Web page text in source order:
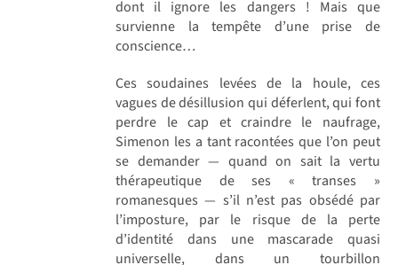
dont il ignore les dangers ! Mais que
survienne la tempête d’une prise de
conscience…
Ces soudaines levées de la houle, ces
vagues de désillusion qui déferlent, qui font
perdre le cap et craindre le naufrage,
Simenon les a tant racontées que l’on peut
se demander — quand on sait la vertu
thérapeutique de ses « transes »
romanesques — s’il n’est pas obsédé par
l’imposture, par le risque de la perte
d’identité dans une mascarade quasi
universelle, dans un tourbillon